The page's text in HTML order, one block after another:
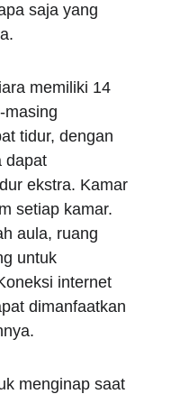
saja yang
memiliki 14
masing
tidur, dengan
dapat
ekstra. Kamar
setiap kamar.
aula, ruang
untuk
internet
dimanfaatkan
menginap saat